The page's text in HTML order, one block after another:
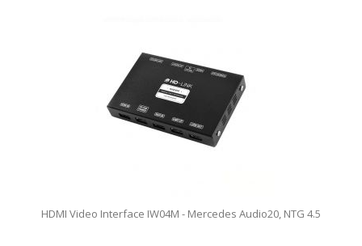
HDMI Video Interface IW04M - Mercedes Audio20, NTG 4.5